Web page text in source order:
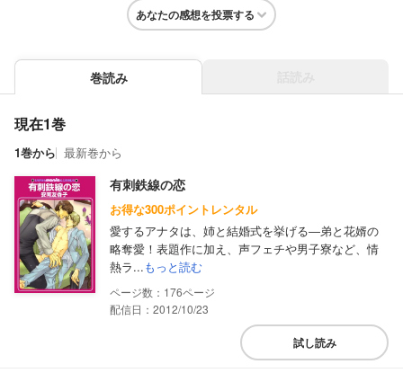
あなたの感想を投票する
巻読み
現在1巻
1巻から 最新巻から
有刺鉄線の恋
お得な300ポイントレンタル
愛するアナタは、姉と結婚式を挙げる―弟と花婿の
略奪愛！表題作に加え、声フェチや男子寮など、情
熱ラ...もっと読む
176
配信日：2012/10/23
試し読み